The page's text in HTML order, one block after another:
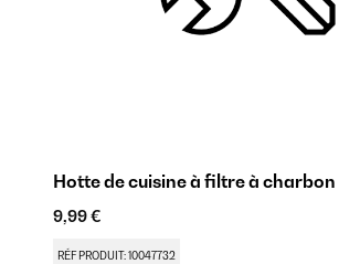
Hotte de cuisine à filtre à charbon
9,99 €
RÉF PRODUIT: 10047732